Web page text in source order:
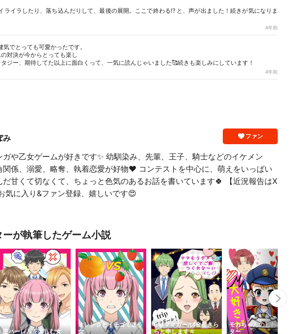
ライラしたり、落ち込んだりして、最後の展開。ここで終わる⁉︎ と、声が出ました！続きが気になりま
4年前
でとっても可愛かったです。
対決が今からとっても楽し
ジー、期待してた以上に面白くって、一気に読んじゃいました🥰続きも楽しみにしています！
4年前
ファン
み
ガや乙女ゲームが好きです✨ 幼馴染み、先輩、王子、騎士などのイケメン
関係、溺愛、略奪、執着恋愛が好物♥️ コンテストを中心に、萌えをいっぱい
だ甘くて切なくて、ちょっと色気のあるお話を書いています🍀 【近況報告はX
気に入り&ファン登録、嬉しいです😍
ーが執筆したゲーム小説
逆ハーレムを楽しむ女
オレンジとイチゴで迷う
女
tripママガール❗金星きら
らと申します☆
モカちゃんのしわしわレ
ター